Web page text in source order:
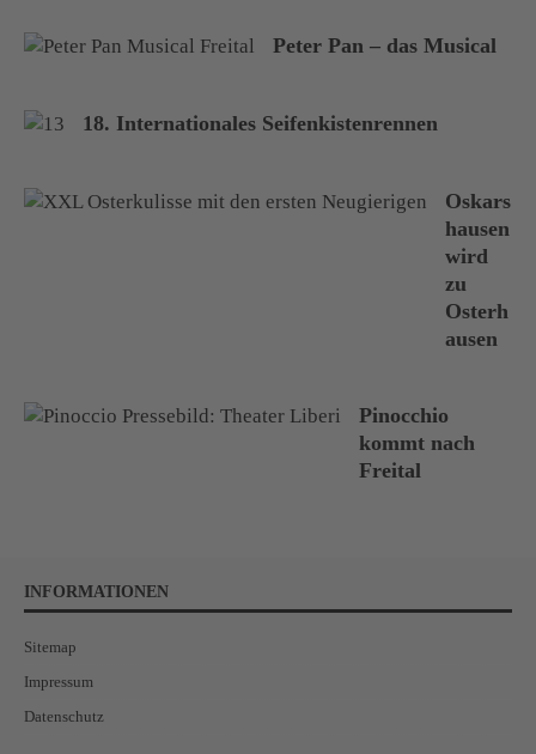
Peter Pan – das Musical
18. Internationales Seifenkistenrennen
Oskars
hausen
wird
zu
Osterh
ausen
Pinocchio
kommt nach
Freital
INFORMATIONEN
Sitemap
Impressum
Datenschutz